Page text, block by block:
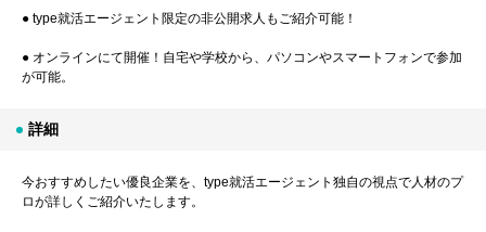
● type就活エージェント限定の非公開求人もご紹介可能！
● オンラインにて開催！自宅や学校から、パソコンやスマートフォンで参加
が可能。
詳細
今おすすめしたい優良企業を、type就活エージェント独自の視点で人材のプ
ロが詳しくご紹介いたします。